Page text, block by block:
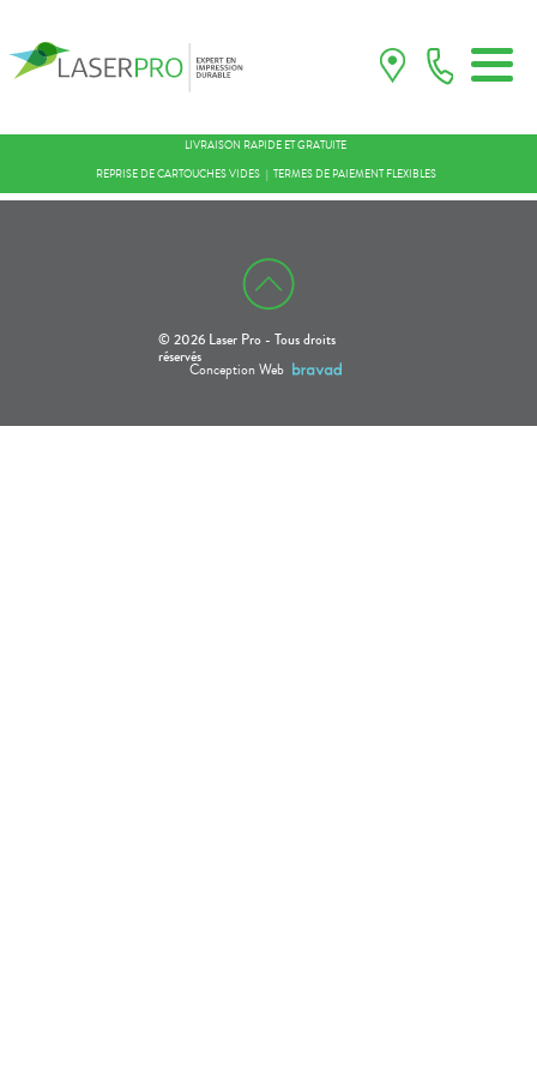
LIVRAISON RAPIDE ET GRATUITE
REPRISE DE CARTOUCHES VIDES
TERMES DE PAIEMENT FLEXIBLES
© 2026 Laser Pro - Tous droits
réservés
Conception Web